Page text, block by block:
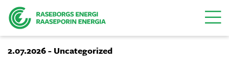
Menu
2.07.2026 - Uncategorized